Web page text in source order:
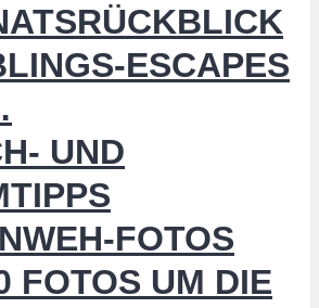
ESCAPES
UND
FOTOS
FOTOS UM DIE